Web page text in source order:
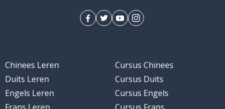
Chinees Leren
Duits Leren
Engels Leren
Cursus Chinees
Cursus Duits
Cursus Engels